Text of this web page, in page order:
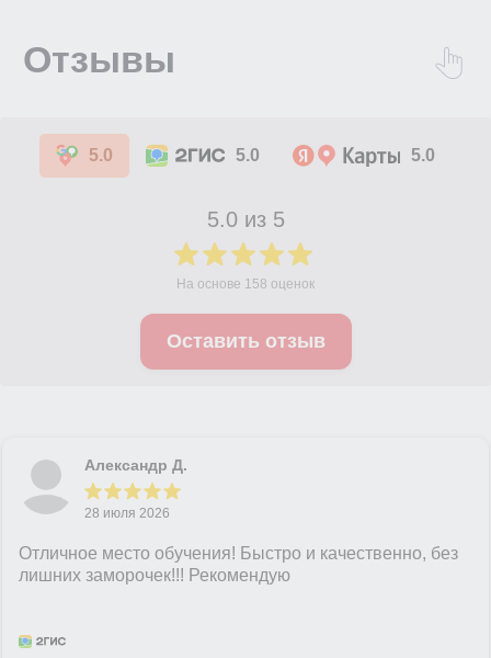
5.0 5.0 5.0
5.0из 5
На основе 158 оценок
Оставить отзыв
Александр Д.
28 июля 2026
Отличное место обучения! Быстро и качественно, без
лишних заморочек!!! Рекомендую